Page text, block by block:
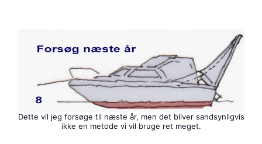
Dette vil jeg forsøge til næste år, men det bliver sandsynligvis
ikke en metode vi vil bruge ret meget.